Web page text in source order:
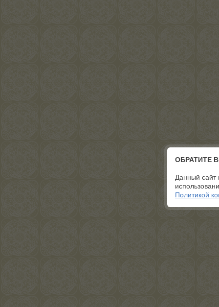
ОБРАТИТЕ
Данный сайт
Политикой